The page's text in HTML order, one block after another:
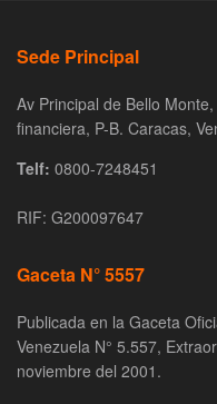
Sede Principal
Av Principal de Bello
financiera, P-B. Caracas,
Telf: 0800-7248451
RIF: G200097647
Gaceta N° 5557
Publicada en la Gaceta
Venezuela N° 5.557,
noviembre del 2001.